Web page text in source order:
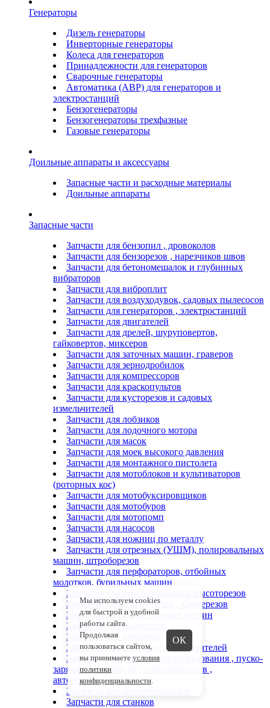
Генераторы
Дизель генераторы
Инверторные генераторы
Колеса для генераторов
Принадлежности для генераторов
Сварочные генераторы
Автоматика (АВР) для генераторов и
электростанций
Бензогенераторы
Бензогенераторы трехфазные
Газовые генераторы
Доильные аппараты и аксессуары
Запасные части и расходные материалы
Доильные аппараты
Запасные части
Запчасти для бензопил , дровоколов
Запчасти для бензорезов , нарезчиков швов
Запчасти для бетономешалок и глубинных
вибраторов
Запчасти для виброплит
Запчасти для воздуходувок, садовых пылесосов
Запчасти для генераторов , электростанций
Запчасти для двигателей
Запчасти для дрелей, шуруповертов,
гайковертов, миксеров
Запчасти для заточных машин, граверов
Запчасти для зернодробилок
Запчасти для компрессоров
Запчасти для краскопультов
Запчасти для кусторезов и садовых
измельчителей
Запчасти для лобзиков
Запчасти для лодочного мотора
Запчасти для масок
Запчасти для моек высокого давления
Запчасти для монтажного пистолета
Запчасти для мотоблоков и культиваторов
(роторных кос)
Запчасти для мотобуксировщиков
Запчасти для мотобуров
Запчасти для мотопомп
Запчасти для насосов
Запчасти для ножниц по металлу
Запчасти для отрезных (УШМ), полировальных
машин, штроборезов
Запчасти для перфораторов, отбойных
молотков, бурильных машин
Запчасти для пил сабельных и высоторезов
Запчасти для плиткорезов , камнерезов
Запчасти для подметальных машин
Запчасти для пылесосов
Запчасти для рубанков
Запчасти для садовых опрыскивателей
Запчасти для сварочного оборудования , пуско-
зарядных устройств , стабилизаторов ,
автотрансформаторов
Запчасти для снегоуборщиков
Запчасти для станков
Мы используем cookies
для быстрой и удобной
работы сайта.
Продолжая
пользоваться сайтом,
вы принимаете условия
политики
конфиденциальности.
ОК